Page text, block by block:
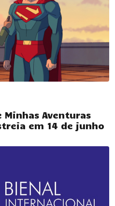
Aventuras
em 14 de junho